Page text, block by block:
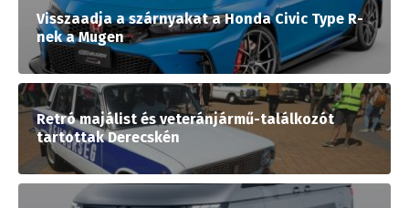
Visszaadja a szárnyakat a Honda Civic Type R-
nek a Mugen
Retró majálist és veteránjármű-találkozót
tartottak Derecskén